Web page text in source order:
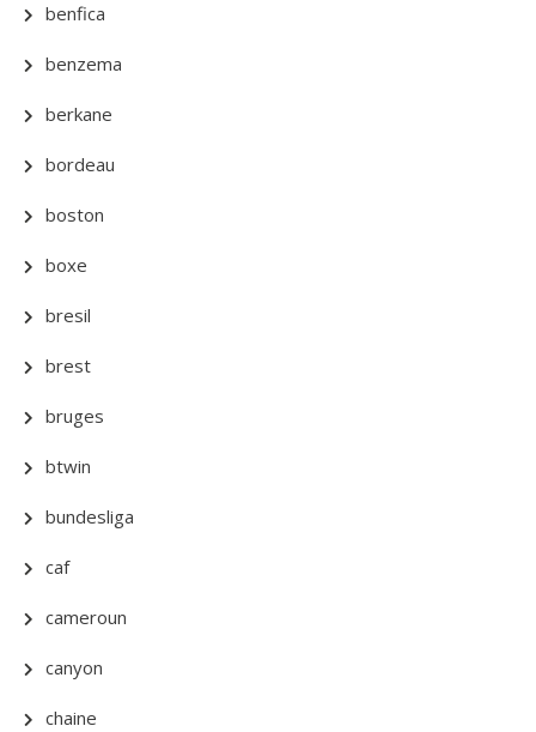
benfica
benzema
berkane
bordeau
boston
boxe
bresil
brest
bruges
btwin
bundesliga
caf
cameroun
canyon
chaine